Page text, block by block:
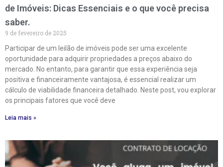
de Imóveis: Dicas Essenciais e o que você precisa
saber.
9 de fevereiro de 2025
Participar de um leilão de imóveis pode ser uma excelente
oportunidade para adquirir propriedades a preços abaixo do
mercado. No entanto, para garantir que essa experiência seja
positiva e financeiramente vantajosa, é essencial realizar um
cálculo de viabilidade financeira detalhado. Neste post, vou explorar
os principais fatores que você deve
Leia mais »